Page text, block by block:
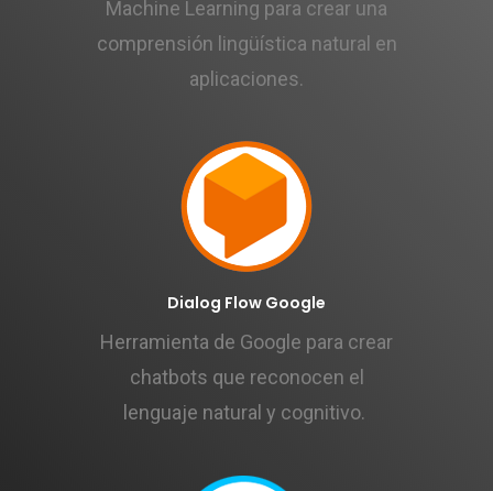
Machine Learning para crear una
comprensión lingüística natural en
aplicaciones.
Dialog Flow Google
Herramienta de Google para crear
chatbots que reconocen el
lenguaje natural y cognitivo.